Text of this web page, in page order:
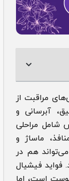
مراقبت از
آبرسانی و
شامل مراحلی
ماساژ و
هم در
فواید فیشیال